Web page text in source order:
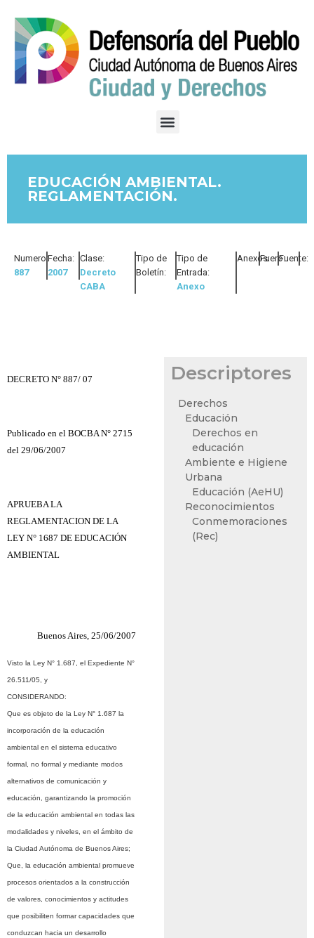
EDUCACIÓN AMBIENTAL.
REGLAMENTACIÓN.
Numero:
887
Fecha:
2007
Clase:
Decreto
CABA
Tipo de
Boletín:
Tipo de
Entrada:
Anexo
Anexos:Fuero:Fuente:
DECRETO N° 887/ 07
Publicado en el BOCBA N° 2715
del 29/06/2007
APRUEBA LA
REGLAMENTACION DE LA
LEY N° 1687 DE EDUCACIÓN
AMBIENTAL
Buenos Aires, 25/06/2007
Visto la Ley N° 1.687, el Expediente N°
26.511/05, y
CONSIDERANDO:
Que es objeto de la Ley N° 1.687 la
incorporación de la educación
ambiental en el sistema educativo
formal, no formal y mediante modos
alternativos de comunicación y
educación, garantizando la promoción
de la educación ambiental en todas las
modalidades y niveles, en el ámbito de
la Ciudad Autónoma de Buenos Aires;
Que, la educación ambiental promueve
procesos orientados a la construcción
de valores, conocimientos y actitudes
que posibiliten formar capacidades que
conduzcan hacia un desarrollo
Descriptores
Derechos
Educación
Derechos en
educación
Ambiente e Higiene
Urbana
Educación (AeHU)
Reconocimientos
Conmemoraciones
(Rec)